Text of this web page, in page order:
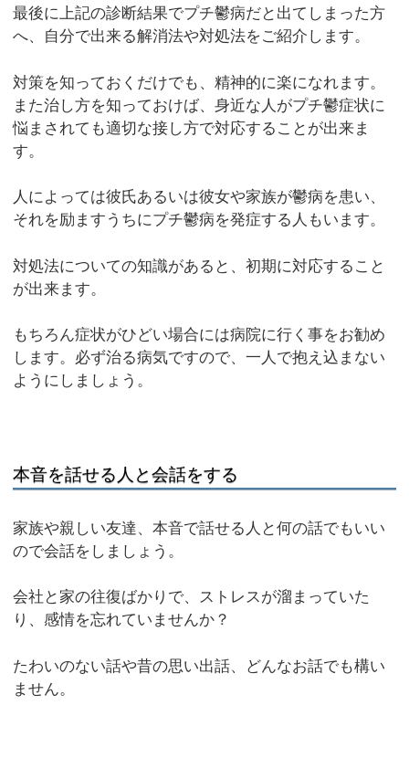
最後に上記の診断結果でプチ鬱病だと出てしまった方
へ、自分で出来る解消法や対処法をご紹介します。
対策を知っておくだけでも、精神的に楽になれます。
また治し方を知っておけば、身近な人がプチ鬱症状に
悩まされても適切な接し方で対応することが出来ま
す。
人によっては彼氏あるいは彼女や家族が鬱病を患い、
それを励ますうちにプチ鬱病を発症する人もいます。
対処法についての知識があると、初期に対応すること
が出来ます。
もちろん症状がひどい場合には病院に行く事をお勧め
します。必ず治る病気ですので、一人で抱え込まない
ようにしましょう。
本音を話せる人と会話をする
家族や親しい友達、本音で話せる人と何の話でもいい
ので会話をしましょう。
会社と家の往復ばかりで、ストレスが溜まっていた
り、感情を忘れていませんか？
たわいのない話や昔の思い出話、どんなお話でも構い
ません。